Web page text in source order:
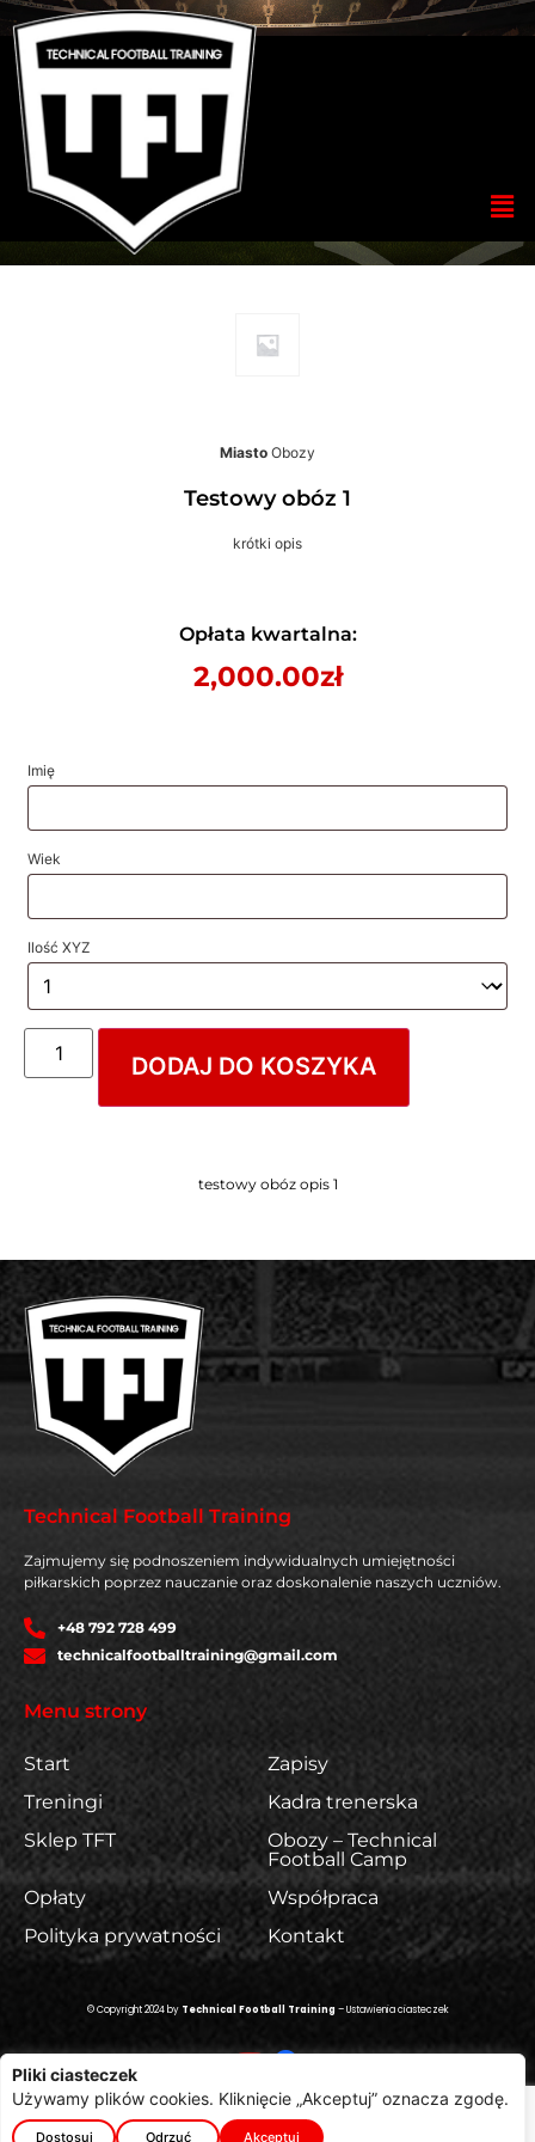
Pliki ciasteczek
Używamy plików cookies. Kliknięcie „Akceptuj” oznacza zgodę.
Dostosuj Odrzuć Akceptuj
TESTOWY OBÓZ 1
Miasto Obozy
Testowy obóz 1
krótki opis
Opłata kwartalna:
2,000.00zł
Imię
Wiek
Ilość XYZ
DODAJ DO KOSZYKA
testowy obóz opis 1
Technical Football Training
Zajmujemy się podnoszeniem indywidualnych umiejętności
piłkarskich poprzez nauczanie oraz doskonalenie naszych uczniów.
+48 792 728 499
technicalfootballtraining@gmail.com
Menu strony
Start
Zapisy
Treningi
Kadra trenerska
Sklep TFT
Obozy – Technical
Football Camp
Opłaty
Współpraca
Polityka prywatności
Kontakt
© Copyright 2024 by Technical Football Training–Ustawienia ciasteczek